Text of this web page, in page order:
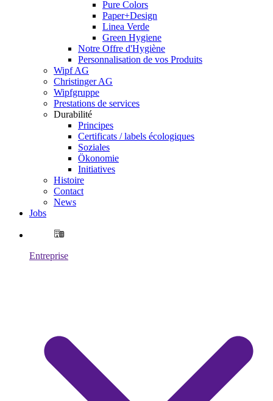
Pure Colors
Paper+Design
Linea Verde
Green Hygiene
Notre Offre d'Hygiène
Personnalisation de vos Produits
Wipf AG
Christinger AG
Wipfgruppe
Prestations de services
Durabilité
Principes
Certificats / labels écologiques
Soziales
Ökonomie
Initiatives
Histoire
Contact
News
Jobs
Entreprise